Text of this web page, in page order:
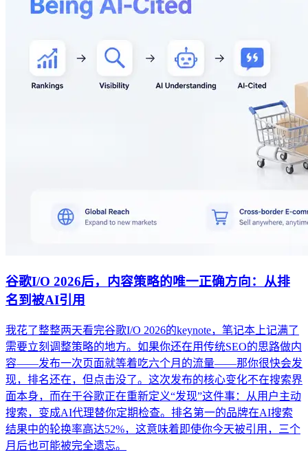
谷歌I/O 2026后，内容策略的唯一正确方向：从排
名到被AI引用
我花了整整两天看完谷歌I/O 2026的keynote，笔记本上记满了
需要立刻调整策略的地方。如果你还在用传统SEO的思路做内
容——发布一次页面就等着吃六个月的流量——那你很快会发
现，排名还在，但点击没了。这次发布的核心变化不在搜索界
面本身，而在于谷歌正在重新定义“发现”这件事：从用户主动
搜索，变成AI代理替你定期检查。排名第一的品牌在AI搜索
结果中的轮换率高达52%，这意味着即使你今天被引用，三个
月后也可能被完全遗忘。